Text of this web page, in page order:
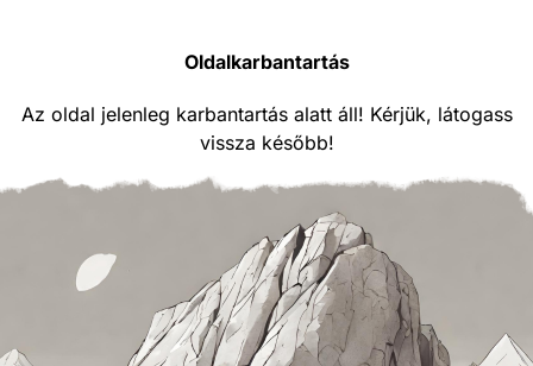
Oldalkarbantartás
Az oldal jelenleg karbantartás alatt áll! Kérjük, látogass
vissza később!